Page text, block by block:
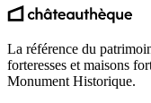
La référence du
forteresses et maisons
Monument Historique.